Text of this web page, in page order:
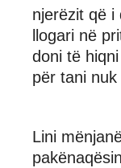
njerëzit që i
llogari në
doni të
për tani
Lini